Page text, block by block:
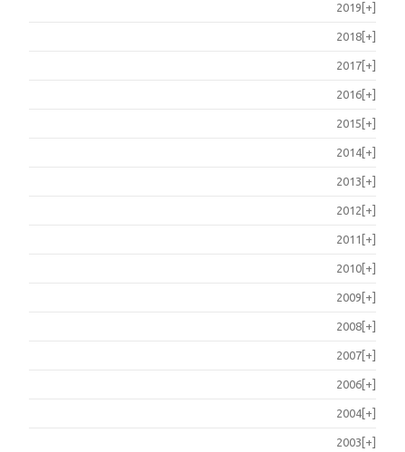
[+]
2019
[+]
2018
[+]
2017
[+]
2016
[+]
2015
[+]
2014
[+]
2013
[+]
2012
[+]
2011
[+]
2010
[+]
2009
[+]
2008
[+]
2007
[+]
2006
[+]
2004
[+]
2003